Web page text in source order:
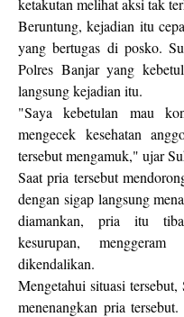
ketakutan melihat aksi tak
Beruntung, kejadian itu
yang bertugas di posko.
Polres Banjar yang
langsung kejadian itu.
"Saya kebetulan mau
mengecek kesehatan
tersebut mengamuk," ujar
Saat pria tersebut
dengan sigap langsung
diamankan, pria itu
kesurupan,
dikendalikan.
Mengetahui situasi
menenangkan pria